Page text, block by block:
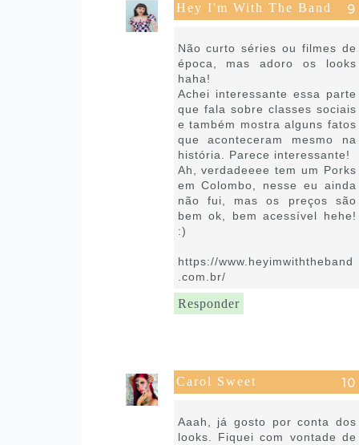
Hey I'm With The Band
Não curto séries ou filmes de
época, mas adoro os looks
haha!
Achei interessante essa parte
que fala sobre classes sociais
e também mostra alguns fatos
que aconteceram mesmo na
história. Parece interessante!
Ah, verdadeeee tem um Porks
em Colombo, nesse eu ainda
não fui, mas os preços são
bem ok, bem acessível hehe!
:)
https://www.heyimwiththeband
.com.br/
Responder
Carol Sweet
Aaah, já gosto por conta dos
looks. Fiquei com vontade de